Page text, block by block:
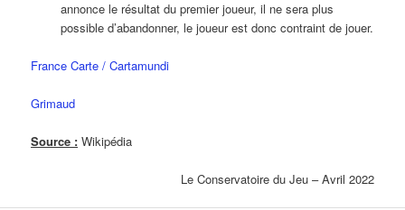
annonce le résultat du premier joueur, il ne sera plus
possible d’abandonner, le joueur est donc contraint de jouer.
France Carte / Cartamundi
Grimaud
Source : Wikipédia
Le Conservatoire du Jeu – Avril 2022